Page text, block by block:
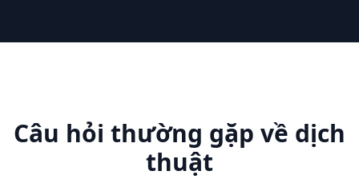
Câu hỏi thường gặp về dịch
thuật